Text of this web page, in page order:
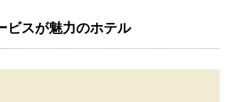
ビスが魅力のホテル